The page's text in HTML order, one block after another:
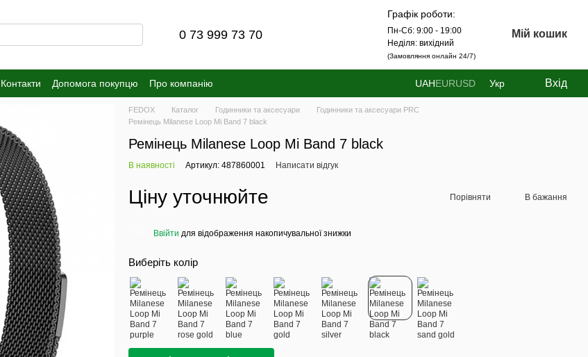
0 73 999 73 70
Графік роботи:
Пн-Сб: 9:00 - 19:00
Неділя: вихідний
(Замовляння онлайн 24/7)
Мій кошик
Контакти Допомога покупцю Про компанію UAHEURUSD Укр Вхід
FEDOX Каталог Годинники та аксесуари
Годинники та аксесуари PRC
Ремінець Milanese Loop Mi Band 7 black
Ремінець Milanese Loop Mi Band 7 black
В наявності Артикул: 487860001 Написати відгук
Ціну уточнюйте Порівняти В бажання
Ввійти для відображення накопичувальної знижки
Виберіть колір